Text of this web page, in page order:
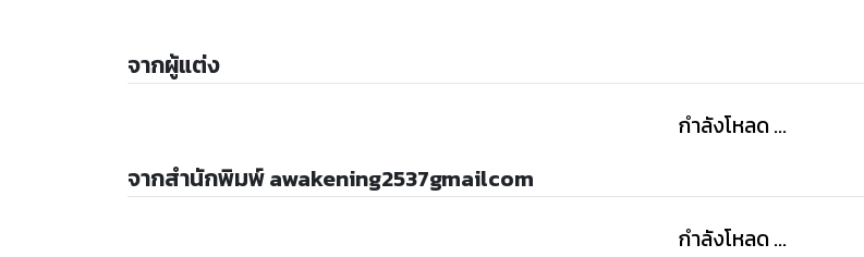
เธอก็เริ่มเอาตัวเข้าแลก
ที่อาจบอกความจริงกับสามีเธอ
จนเธอได้เจอผู้ชายอีกคน
จากผู้แต่ง
กำลังโหลด ...
จากสำนักพิมพ์ awakening2537gmailcom
กำลังโหลด ...